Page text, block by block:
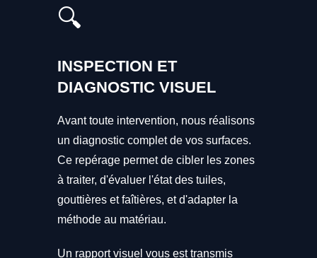
🔍
INSPECTION ET
DIAGNOSTIC VISUEL
Avant toute intervention, nous réalisons
un diagnostic complet de vos surfaces.
Ce repérage permet de cibler les zones
à traiter, d'évaluer l'état des tuiles,
gouttières et faîtières, et d'adapter la
méthode au matériau.
Un rapport visuel vous est transmis